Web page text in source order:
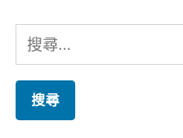
搜
尋
鍵